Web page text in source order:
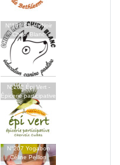
N°191 Chien Noir
Chien Blanc
N°202 Épi Vert -
Épicerie participative
N°207 Yogabon
Céline Peillon